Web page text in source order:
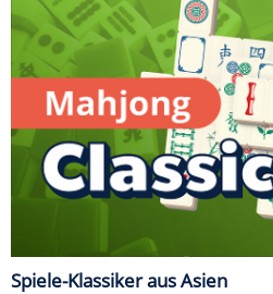
Spiele-Klassiker aus Asien